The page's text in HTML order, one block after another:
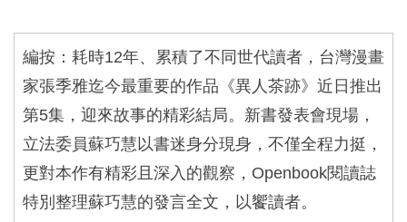
編按：耗時12年、累積了不同世代讀者，台灣漫畫
家張季雅迄今最重要的作品《異人茶跡》近日推出
第5集，迎來故事的精彩結局。新書發表會現場，
立法委員蘇巧慧以書迷身分現身，不僅全程力挺，
更對本作有精彩且深入的觀察， Openbook閱讀誌
特別整理蘇巧慧的發言全文，以饗讀者。